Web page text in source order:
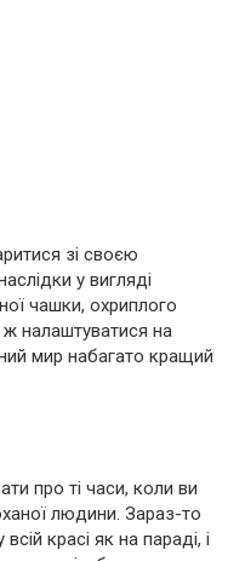
зі своєю
у вигляді
чашки, охриплого
налаштуватися на
мир набагато кращий
про ті часи, коли ви
людини. Зараз-то
красі як на параді, і